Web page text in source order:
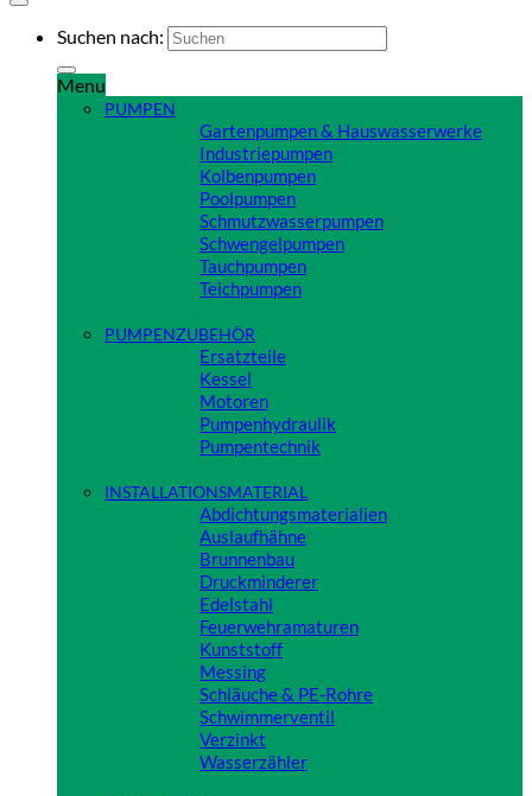
Suchen nach:
Menu
PUMPEN
Gartenpumpen & Hauswasserwerke
Industriepumpen
Kolbenpumpen
Poolpumpen
Schmutzwasserpumpen
Schwengelpumpen
Tauchpumpen
Teichpumpen
PUMPENZUBEHÖR
Ersatzteile
Kessel
Motoren
Pumpenhydraulik
Pumpentechnik
INSTALLATIONSMATERIAL
Abdichtungsmaterialien
Auslaufhähne
Brunnenbau
Druckminderer
Edelstahl
Feuerwehramaturen
Kunststoff
Messing
Schläuche & PE-Rohre
Schwimmerventil
Verzinkt
Wasserzähler